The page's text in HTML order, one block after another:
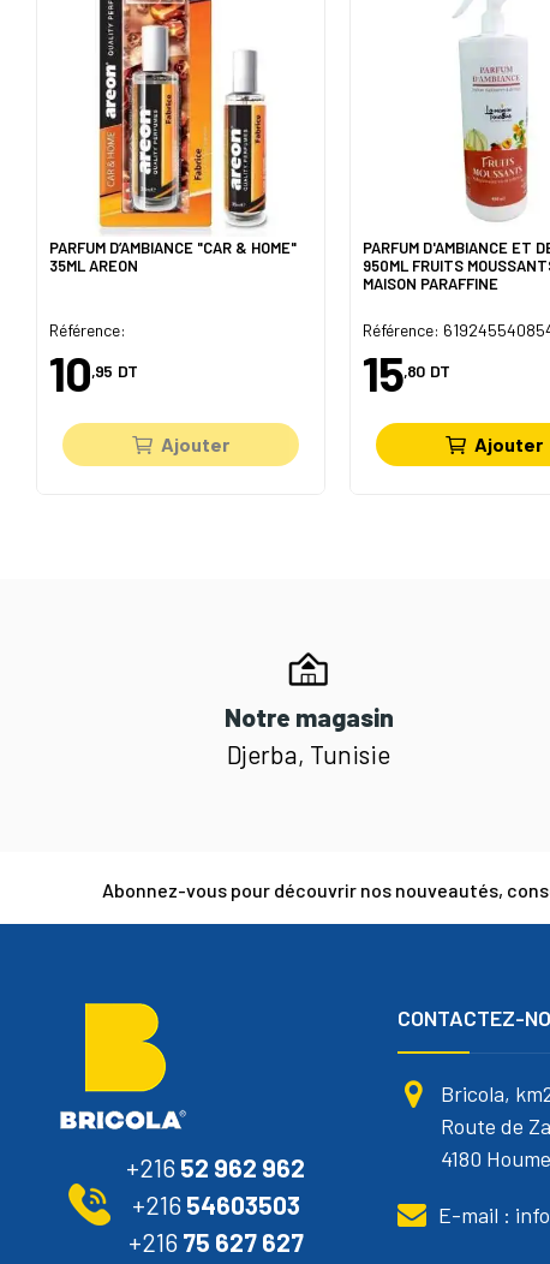
PARFUM D’AMBIANCE "CAR & HOME"
35ML AREON
Référence:
10,95 DT
Ajouter
PARFUM D'AMBIANCE ET
950ML FRUITS
MAISON PARAFFINE
Référence:
15,80 DT
Ajouter
Notre magasin
Djerba, Tunisie
Abonnez-vous pour découvrir nos nouveautés,
+216 52 962 962
+216 54603503
+216 75 627 627
CONTACTEZ-
Bricola,
Route de
4180
E-mail :